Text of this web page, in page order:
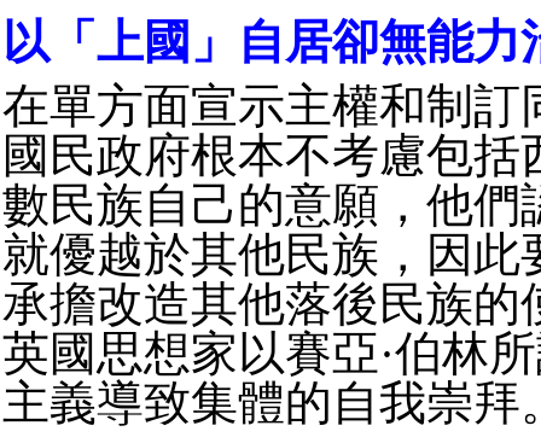
以「上國」自居卻無能力
在單方面宣示主權和制訂
國民政府根本不考慮包括
數民族自己的意願，他們
就優越於其他民族，因此
承擔改造其他落後民族的
英國思想家以賽亞·伯林
主義導致集體的自我崇拜